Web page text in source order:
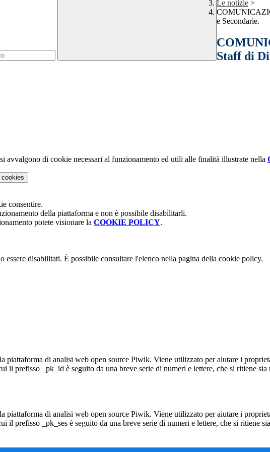
Le notizie >
e Secondarie.
Staff di
avvalgono di cookie necessari al funzionamento ed utili alle finalità illustrate nella
cookies
consentire.
della piattaforma e non è possibile disabilitarli.
potete visionare la COOKIE POLICY.
essere disabilitati. È possibile consultare l'elenco nella pagina della cookie policy.
piattaforma di analisi web open source Piwik. Viene utilizzato per aiutare i
il prefisso _pk_id è seguito da una breve serie di numeri e lettere, che si ritiene
piattaforma di analisi web open source Piwik. Viene utilizzato per aiutare i
il prefisso _pk_ses è seguito da una breve serie di numeri e lettere, che si ritiene